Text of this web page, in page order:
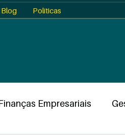
Blog Políticas
Empresariais